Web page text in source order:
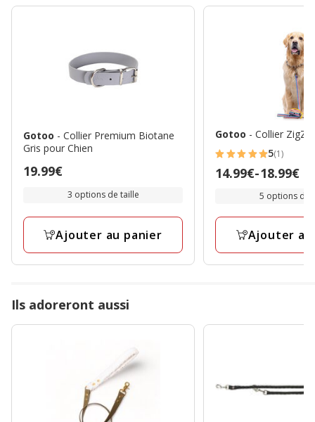
Gotoo - Collier Premium Biotane
Gris pour Chien
Prix
19.99€
3 options de taille
Ajouter au panier
Gotoo - Collier
5
étoiles
5(1)
Prix
à
18.99€
14.99€-18.99€
5 options de
Ajouter
Ils adoreront aussi